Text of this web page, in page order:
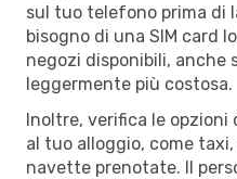
sul tuo telefono prima di
bisogno di una SIM card
negozi disponibili, anche
leggermente più costosa.
Inoltre, verifica le
al tuo alloggio, come
navette prenotate. Il